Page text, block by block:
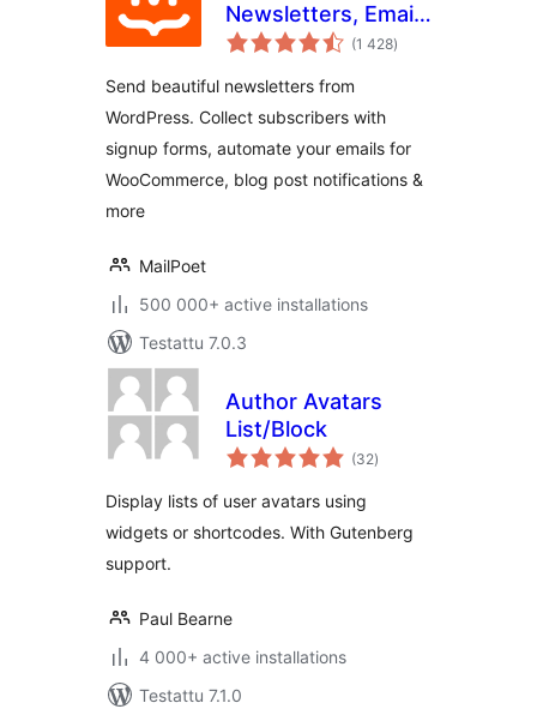
Newsletters, Email
Marketing, and
(1 428arvosanat
yhteensä
)
Send beautiful newsletters from
WordPress. Collect subscribers with
signup forms, automate your emails for
WooCommerce, blog post notifications &
more
MailPoet
500 000+ active installations
Testattu 7.0.3
Author Avatars
List/Block
(32arvosanat
yhteensä
)
Display lists of user avatars using
widgets or shortcodes. With Gutenberg
support.
Paul Bearne
4 000+ active installations
Testattu 7.1.0